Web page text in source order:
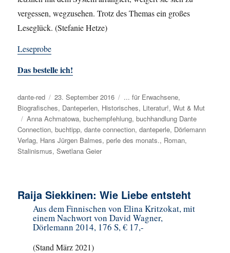
vergessen, wegzusehen. Trotz des Themas ein großes
Leseglück. (Stefanie Hetze)
Leseprobe
Das bestelle ich!
Autor
dante-red
Veröffentlicht
am
23. September 2016 Kategorien
... für Erwachsene,
Biografisches, Danteperlen, Historisches, Literatur!,Wut & Mut
Schlagwörter
Anna Achmatowa,buchempfehlung,buchhandlung Dante
Connection,buchtipp,dante connection,danteperle, Dörlemann
Verlag, Hans Jürgen Balmes,perle des monats., Roman,
Stalinismus,Swetlana Geier
Raija Siekkinen: Wie Liebe entsteht
Aus dem Finnischen von Elina Kritzokat, mit
einem Nachwort von David Wagner,
Dörlemann 2014, 176 S, € 17,-
(Stand März 2021)